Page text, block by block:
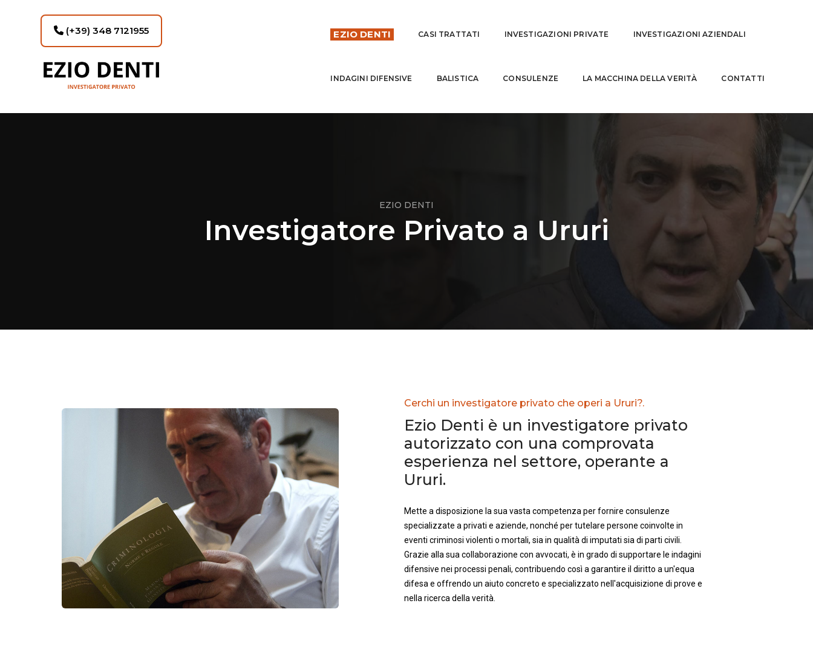
(+39) 348 7121955 EZIO DENTI CASI TRATTATI INVESTIGAZIONI PRIVATE INVESTIGAZIONI AZIENDALI
INDAGINI DIFENSIVE BALISTICA CONSULENZE LA MACCHINA DELLA VERITÀ CONTATTI
EZIO DENTI
Investigatore Privato a Ururi
Cerchi un investigatore privato che operi a Ururi?.
Ezio Denti è un investigatore privato
autorizzato con una comprovata
esperienza nel settore, operante a
Ururi.
Mette a disposizione la sua vasta competenza per fornire consulenze
specializzate a privati e aziende, nonché per tutelare persone coinvolte in
eventi criminosi violenti o mortali, sia in qualità di imputati sia di parti civili.
Grazie alla sua collaborazione con avvocati, è in grado di supportare le indagini
difensive nei processi penali, contribuendo così a garantire il diritto a un'equa
difesa e offrendo un aiuto concreto e specializzato nell'acquisizione di prove e
nella ricerca della verità.